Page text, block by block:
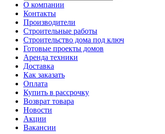
О компании
Контакты
Производители
Строительные работы
Строительство дома под ключ
Готовые проекты домов
Аренда техники
Доставка
Как заказать
Оплата
Купить в рассрочку
Возврат товара
Новости
Акции
Вакансии